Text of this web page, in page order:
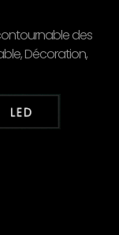
des
Décoration,